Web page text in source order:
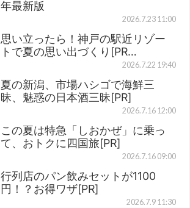
年最新版
2026.7.23 11:00
思い立ったら！神戸の駅近リゾー
トで夏の思い出づくり[PR…
2026.7.22 19:40
夏の新潟、市場ハシゴで海鮮三
昧、魅惑の日本酒三昧[PR]
2026.7.16 12:00
この夏は特急「しおかぜ」に乗っ
て、おトクに四国旅[PR]
2026.7.16 09:00
行列店のパン飲みセットが1100
円！？お得ワザ[PR]
2026.7.9 11:30